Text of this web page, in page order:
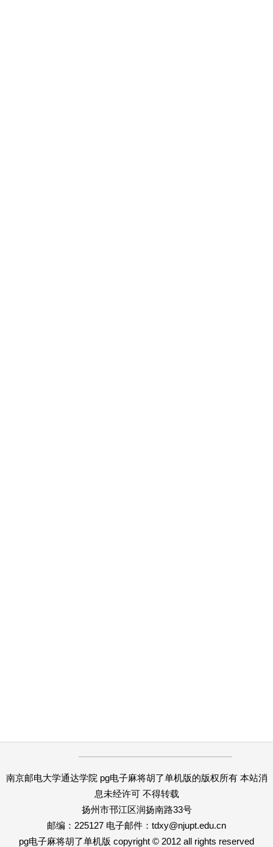
南京邮电大学通达学院 pg电子麻将胡了单机版的版权所有 本站消
息未经许可 不得转载
扬州市邗江区润扬南路33号
邮编：225127 电子邮件： tdxy@njupt.edu.cn
pg电子麻将胡了单机版 copyright © 2012 all rights reserved